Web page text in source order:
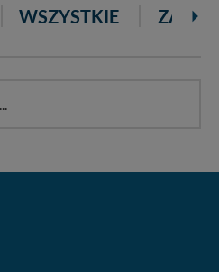
WSZYSTKIE ZA 3